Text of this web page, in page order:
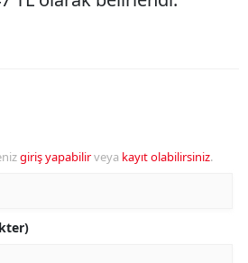
giriş yapabilirveya kayıt olabilirsiniz.